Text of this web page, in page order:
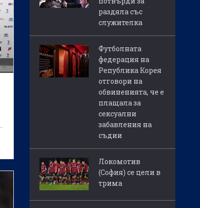
раздяла със
служителка
Футболната
федерация на
Република Корея
отговори на
обвиненията, че е
плащала за
сексуални
забавления на
съдии
Локомотив
(София) се цели в
трима